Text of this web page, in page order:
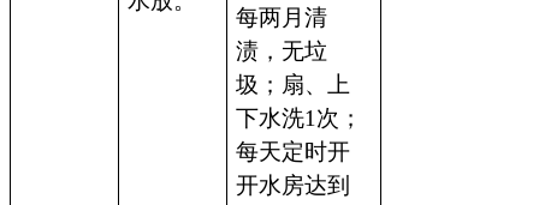
每两月清
渍，无垃
圾；扇、上
下水洗1次；
每天定时开
开水房达到